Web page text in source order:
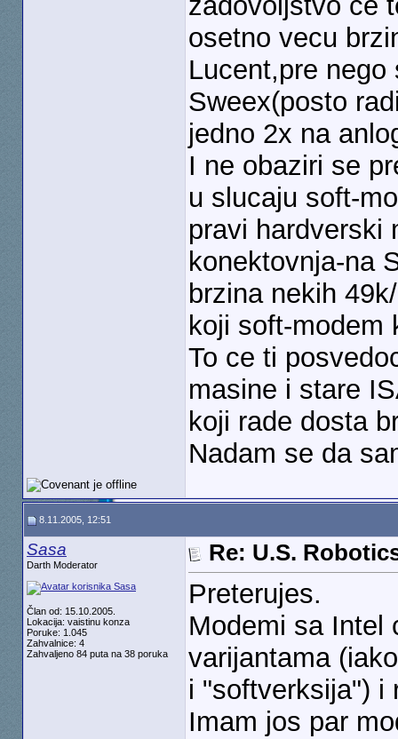
osetno vecu
Lucent,pre
Sweex(posto
jedno 2x na
I ne obaziri se
u slucaju soft-
pravi hardverski
konektovnja-na
brzina nekih
koji soft-modem
To ce ti
masine i stare
koji rade dosta
Nadam se da
8.11.2005, 12:51
Sasa
Darth Moderator
Član od: 15.10.2005.
Lokacija: vaistinu konza
Poruke: 1.045
Zahvalnice: 4
Zahvaljeno 84 puta na 38 poruka
Re: U.S.
Preterujes.
Modemi sa Intel
varijantama
i "softverksija") i
Imam jos par